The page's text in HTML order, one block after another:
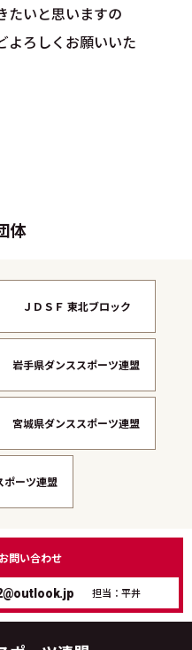
たいと思いますの
よろしくお願いいた
体
ＪＤＳＦ 東北ブロック
岩手県ダンススポーツ連盟
宮城県ダンススポーツ連盟
ポーツ連盟
お問い合わせ
担当：平井